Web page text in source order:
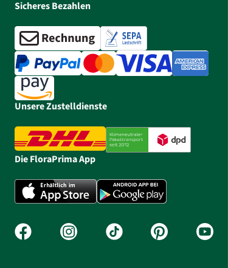
Sicheres Bezahlen
Unsere Zustelldienste
Die FloraPrima App